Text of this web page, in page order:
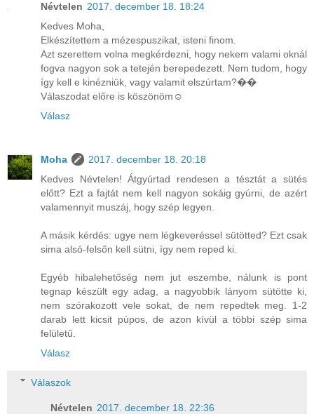
Névtelen 2017. december 18. 18:24
Kedves Moha,
Elkészítettem a mézespuszikat, isteni finom.
Azt szerettem volna megkérdezni, hogy nekem valami oknál
fogva nagyon sok a tetején berepedezett. Nem tudom, hogy
így kell e kinézniük, vagy valamit elszúrtam?��
Válaszodat előre is köszönöm☺️
Válasz
Moha
2017. december 18. 20:18
Kedves Névtelen! Átgyúrtad rendesen a tésztát a sütés
előtt? Ezt a fajtát nem kell nagyon sokáig gyúrni, de azért
valamennyit muszáj, hogy szép legyen.
A másik kérdés: ugye nem légkeveréssel sütötted? Ezt csak
sima alsó-felsőn kell sütni, így nem reped ki.
Egyéb hibalehetőség nem jut eszembe, nálunk is pont
tegnap készült egy adag, a nagyobbik lányom sütötte ki,
nem szórakozott vele sokat, de nem repedtek meg. 1-2
darab lett kicsit púpos, de azon kívül a többi szép sima
felületű.
Válasz
Válaszok
Névtelen 2017. december 18. 22:36